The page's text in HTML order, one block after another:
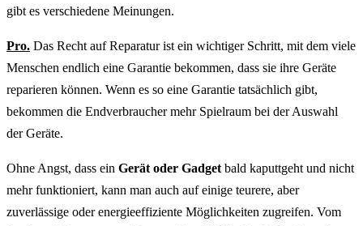
gibt es verschiedene Meinungen.
Pro. Das Recht auf Reparatur ist ein wichtiger Schritt, mit dem viele
Menschen endlich eine Garantie bekommen, dass sie ihre Geräte
reparieren können. Wenn es so eine Garantie tatsächlich gibt,
bekommen die Endverbraucher mehr Spielraum bei der Auswahl
der Geräte.
Ohne Angst, dass ein Gerät oder Gadget bald kaputtgeht und nicht
mehr funktioniert, kann man auch auf einige teurere, aber
zuverlässige oder energieeffiziente Möglichkeiten zugreifen. Vom